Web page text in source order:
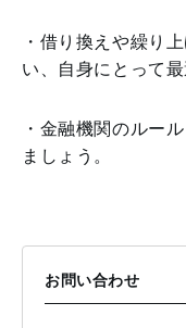
・借り換えや繰り
い、自身にとって
・金融機関のルー
ましょう。
お問い合わせ